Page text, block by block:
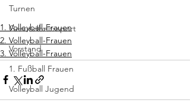
Turnen
Gesundheitssport
Vorstand
1. Fußball Frauen
Volleyball Jugend
1. Volleyball-Frauen
2. Volleyball-Frauen
3. Volleyball-Frauen